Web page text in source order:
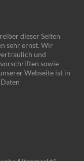
dieser Seiten
sehr ernst. Wir
und
sowie
Webseite ist in